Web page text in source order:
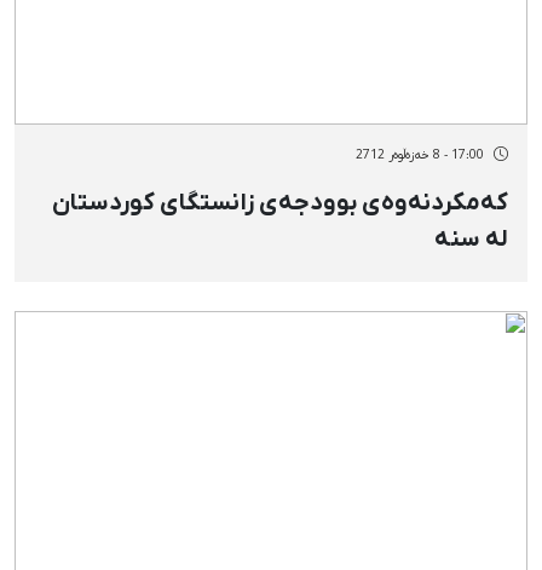
17:00 - 8 خەزەڵوەر 2712
كەمكردنەوەی بوودجەی زانستگای كوردستان
لە سنە